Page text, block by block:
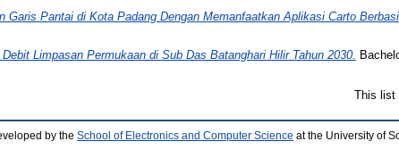
Garis Pantai di Kota Padang Dengan Memanfaatkan Aplikasi Carto
Limpasan Permukaan di Sub Das Batanghari Hilir Tahun 2030.
This list
by the School of Electronics and Computer Science at the University of